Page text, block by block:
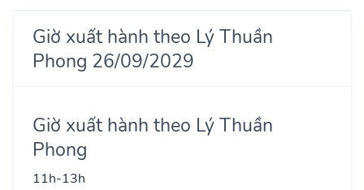
Giờ xuất hành theo Lý Thuần
Phong 26/09/2029
Giờ xuất hành theo Lý Thuần
Phong
11h-13h